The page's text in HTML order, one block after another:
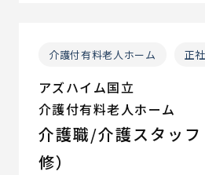
介護付有料老人ホーム 正
アズハイム国立
介護付有料老人ホーム
介護職/介護スタッ
修）